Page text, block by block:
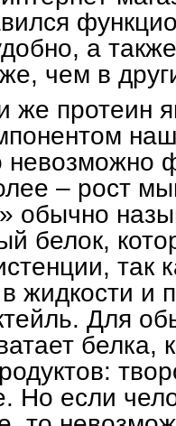
а
чем в
же протеин
невозможно
– рост
обычно
белок,
так
жидкости и
Для
белка,
Но если